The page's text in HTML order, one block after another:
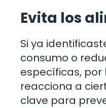
Evita los
Si ya
consumo o
específicas,
reacciona a
clave para